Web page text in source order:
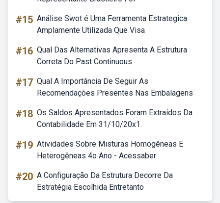
#15 Análise Swot é Uma Ferramenta Estrategica
Amplamente Utilizada Que Visa
#16 Qual Das Alternativas Apresenta A Estrutura
Correta Do Past Continuous
#17 Qual A Importância De Seguir As
Recomendações Presentes Nas Embalagens
#18 Os Saldos Apresentados Foram Extraídos Da
Contabilidade Em 31/10/20x1.
#19 Atividades Sobre Misturas Homogêneas E
Heterogêneas 4o Ano - Acessaber
#20 A Configuração Da Estrutura Decorre Da
Estratégia Escolhida Entretanto